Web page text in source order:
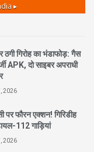
▸
गिरोह का भंडाफोड़: गैस
APK, दो साइबर अपराधी
2026
फौरन एक्शन! गिरिडीह
112 गाड़ियां
2026